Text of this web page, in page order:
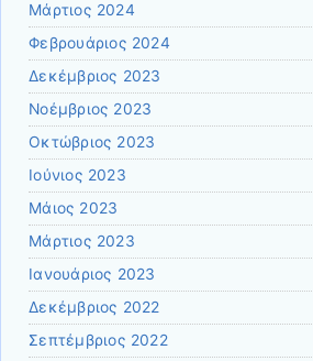
Μάρτιος 2024
Φεβρουάριος 2024
Δεκέμβριος 2023
Νοέμβριος 2023
Οκτώβριος 2023
Ιούνιος 2023
Μάιος 2023
Μάρτιος 2023
Ιανουάριος 2023
Δεκέμβριος 2022
Σεπτέμβριος 2022